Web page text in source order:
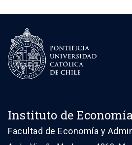
Instituto de
Facultad de Economía y